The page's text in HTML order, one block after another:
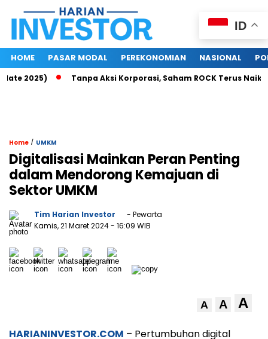
HOME PASAR MODAL PEREKONOMIAN NASIONAL
2025) Tanpa Aksi Korporasi, Saham ROCK Terus Naik,
Home / UMKM
Digitalisasi Mainkan Peran Penting
dalam Mendorong Kemajuan di
Sektor UMKM
Tim Harian Investor
- Pewarta
Kamis, 21 Maret 2024- 16:09 WIB
A A A
HARIANINVESTOR.COM – Pertumbuhan digital
ID